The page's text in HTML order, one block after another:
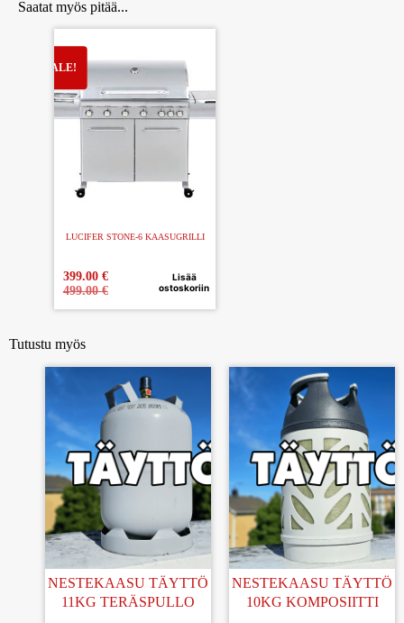
Saatat myös pitää...
LUCIFER STONE-6 KAASUGRILLI
499.00€
399.00 €
Lisää
ostoskoriin
Tutustu myös
NESTEKAASU TÄYTTÖ
11KG TERÄSPULLO
NESTEKAASU TÄYTTÖ
10KG KOMPOSIITTI